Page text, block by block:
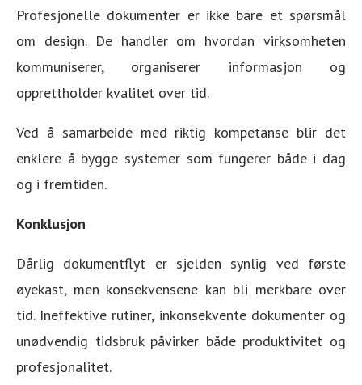
Profesjonelle dokumenter er ikke bare et spørsmål
om design. De handler om hvordan virksomheten
kommuniserer, organiserer informasjon og
opprettholder kvalitet over tid.
Ved å samarbeide med riktig kompetanse blir det
enklere å bygge systemer som fungerer både i dag
og i fremtiden.
Konklusjon
Dårlig dokumentflyt er sjelden synlig ved første
øyekast, men konsekvensene kan bli merkbare over
tid. Ineffektive rutiner, inkonsekvente dokumenter og
unødvendig tidsbruk påvirker både produktivitet og
profesjonalitet.